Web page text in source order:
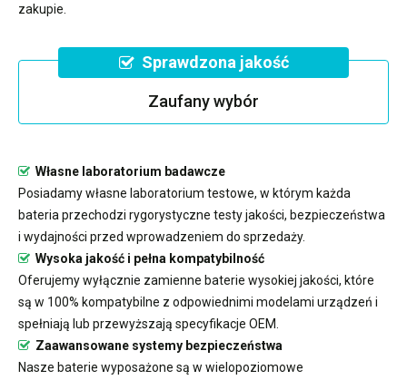
zakupie.
Sprawdzona jakość
Zaufany wybór
Własne laboratorium badawcze
Posiadamy własne laboratorium testowe, w którym każda
bateria przechodzi rygorystyczne testy jakości, bezpieczeństwa
i wydajności przed wprowadzeniem do sprzedaży.
Wysoka jakość i pełna kompatybilność
Oferujemy wyłącznie zamienne baterie wysokiej jakości, które
są w 100% kompatybilne z odpowiednimi modelami urządzeń i
spełniają lub przewyższają specyfikacje OEM.
Zaawansowane systemy bezpieczeństwa
Nasze baterie wyposażone są w wielopoziomowe